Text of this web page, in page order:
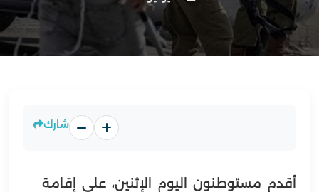
شارك
أقدم مستوطنون اليوم الإثنين، على إقامة